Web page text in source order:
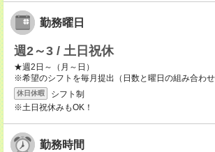
勤務曜日
週2～3 / 土日祝休
★週2日～（月～日）
※希望のシフトを毎月提出（日数と曜日の組み合わせ
休日休暇
シフト制
※土日祝休みもOK！
勤務時間